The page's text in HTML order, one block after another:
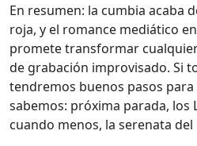
En resumen: la cumbia acaba
roja, y el romance mediático
promete transformar
de grabación improvisado. Si
tendremos buenos pasos para
sabemos: próxima parada, los
cuando menos, la serenata